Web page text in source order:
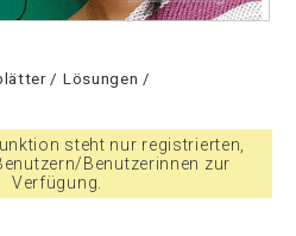
/ Lösungen /
steht nur registrierten,
Benutzerinnen zur
Verfügung.